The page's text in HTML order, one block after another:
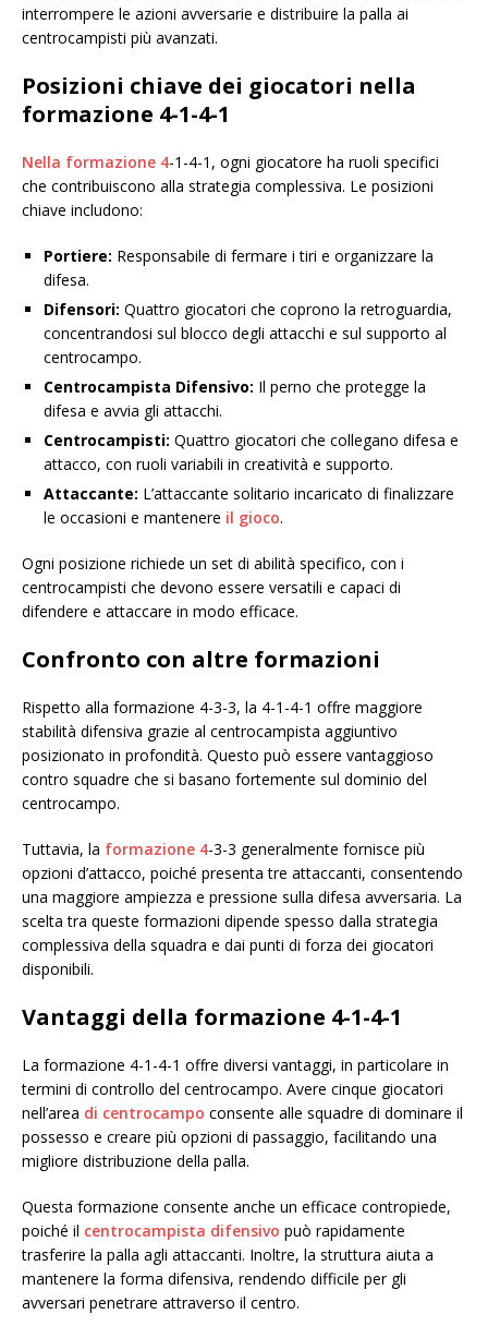
interrompere le azioni avversarie e distribuire la palla ai
centrocampisti più avanzati.
Posizioni chiave dei giocatori nella
formazione 4-1-4-1
Nella formazione 4-1-4-1, ogni giocatore ha ruoli specifici
che contribuiscono alla strategia complessiva. Le posizioni
chiave includono:
Portiere: Responsabile di fermare i tiri e organizzare la
difesa.
Difensori: Quattro giocatori che coprono la retroguardia,
concentrandosi sul blocco degli attacchi e sul supporto al
centrocampo.
Centrocampista Difensivo: Il perno che protegge la
difesa e avvia gli attacchi.
Centrocampisti: Quattro giocatori che collegano difesa e
attacco, con ruoli variabili in creatività e supporto.
Attaccante: L’attaccante solitario incaricato di finalizzare
le occasioni e mantenere il gioco.
Ogni posizione richiede un set di abilità specifico, con i
centrocampisti che devono essere versatili e capaci di
difendere e attaccare in modo efficace.
Confronto con altre formazioni
Rispetto alla formazione 4-3-3, la 4-1-4-1 offre maggiore
stabilità difensiva grazie al centrocampista aggiuntivo
posizionato in profondità. Questo può essere vantaggioso
contro squadre che si basano fortemente sul dominio del
centrocampo.
Tuttavia, la formazione 4-3-3 generalmente fornisce più
opzioni d’attacco, poiché presenta tre attaccanti, consentendo
una maggiore ampiezza e pressione sulla difesa avversaria. La
scelta tra queste formazioni dipende spesso dalla strategia
complessiva della squadra e dai punti di forza dei giocatori
disponibili.
Vantaggi della formazione 4-1-4-1
La formazione 4-1-4-1 offre diversi vantaggi, in particolare in
termini di controllo del centrocampo. Avere cinque giocatori
nell’area di centrocampo consente alle squadre di dominare il
possesso e creare più opzioni di passaggio, facilitando una
migliore distribuzione della palla.
Questa formazione consente anche un efficace contropiede,
poiché il centrocampista difensivo può rapidamente
trasferire la palla agli attaccanti. Inoltre, la struttura aiuta a
mantenere la forma difensiva, rendendo difficile per gli
avversari penetrare attraverso il centro.